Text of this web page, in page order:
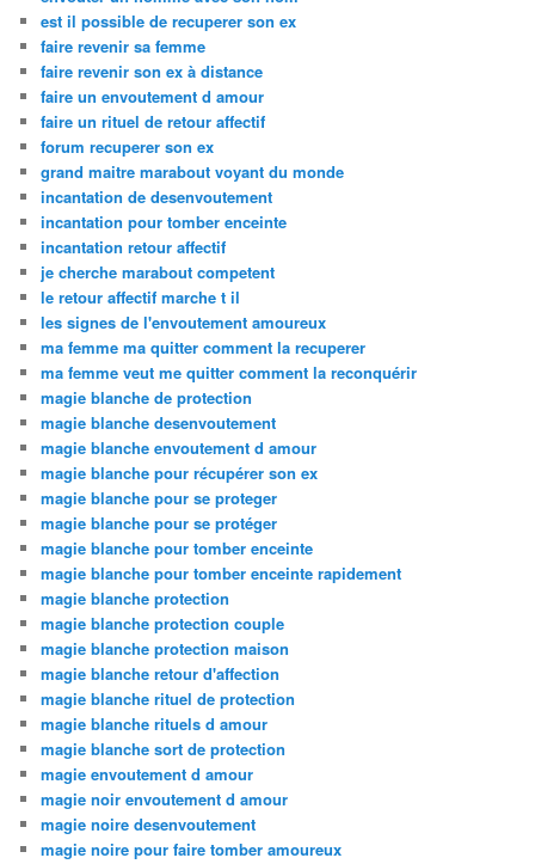
est il possible de recuperer son ex
faire revenir sa femme
faire revenir son ex à distance
faire un envoutement d amour
faire un rituel de retour affectif
forum recuperer son ex
grand maitre marabout voyant du monde
incantation de desenvoutement
incantation pour tomber enceinte
incantation retour affectif
je cherche marabout competent
le retour affectif marche t il
les signes de l'envoutement amoureux
ma femme ma quitter comment la recuperer
ma femme veut me quitter comment la reconquérir
magie blanche de protection
magie blanche desenvoutement
magie blanche envoutement d amour
magie blanche pour récupérer son ex
magie blanche pour se proteger
magie blanche pour se protéger
magie blanche pour tomber enceinte
magie blanche pour tomber enceinte rapidement
magie blanche protection
magie blanche protection couple
magie blanche protection maison
magie blanche retour d'affection
magie blanche rituel de protection
magie blanche rituels d amour
magie blanche sort de protection
magie envoutement d amour
magie noir envoutement d amour
magie noire desenvoutement
magie noire pour faire tomber amoureux